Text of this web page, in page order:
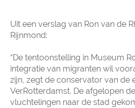
Uit een verslag van Ron van de
Rijnmond:
“De tentoonstelling in Museum
integratie van migranten wil
zijn, zegt de conservator van de
VerRotterdamst. De afgelopen
vluchtelingen naar de stad